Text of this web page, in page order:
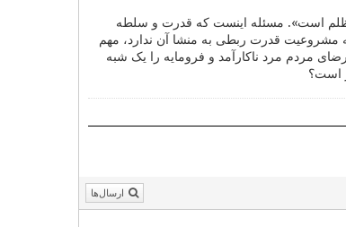
ظلم است». مسئله اینست که قدرت و سلطه
مشروعیت قدرت ربطی به منشا آن ندارد، مهم
مردم مرد ناکارآمد و فرومایه را یک شبه
است؟
ارسال‌ها